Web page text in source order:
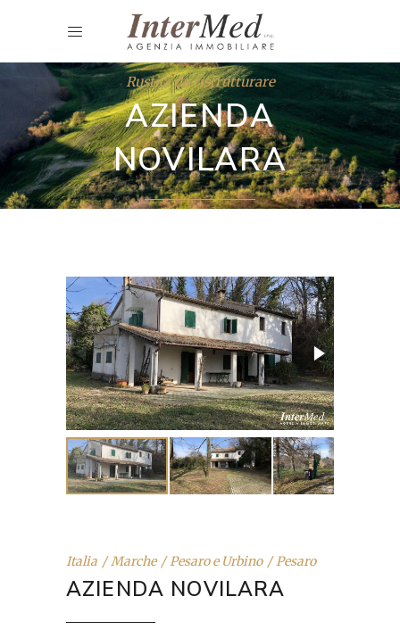
Rustici da ristrutturare
AZIENDA
NOVILARA
Italia Marche Pesaro e Urbino Pesaro
AZIENDA NOVILARA